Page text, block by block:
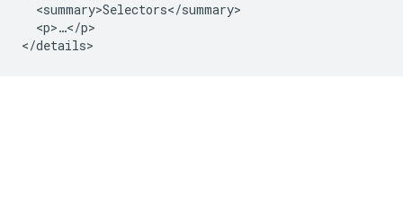
  <summary>Selectors</summary>
  <p>…</p>